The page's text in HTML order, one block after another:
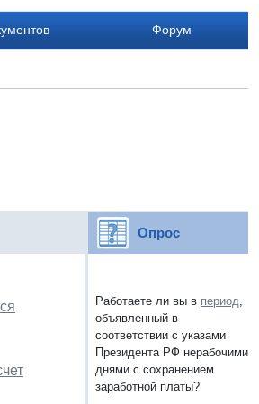
Форум
Опрос
Работаете ли вы в период,
объявленный в
соответствии с указами
Президента РФ нерабочими
днями с сохранением
заработной платы?